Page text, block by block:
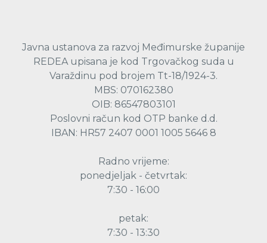
Javna ustanova za razvoj Međimurske županije
REDEA upisana je kod Trgovačkog suda u
Varaždinu pod brojem Tt-18/1924-3.
MBS: 070162380
OIB: 86547803101
Poslovni račun kod OTP banke d.d.
IBAN: HR57 2407 0001 1005 5646 8
Radno vrijeme:
ponedjeljak - četvrtak:
7:30 - 16:00
petak:
7:30 - 13:30